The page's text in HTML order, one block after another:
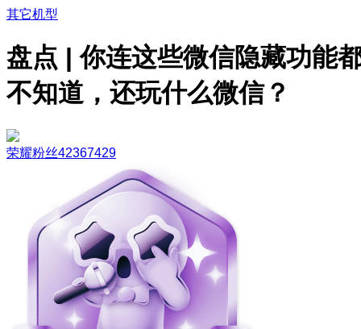
其它机型
盘点 | 你连这些微信隐藏功能
不知道，还玩什么微信？
荣耀粉丝42367429